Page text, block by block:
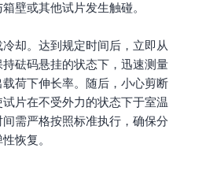
壁或其他试片发生触碰。
却。达到规定时间后，立即从
砝码悬挂的状态下，迅速测量
荷下伸长率。随后，小心剪断
片在不受外力的状态下于室温
需严格按照标准执行，确保分
恢复。